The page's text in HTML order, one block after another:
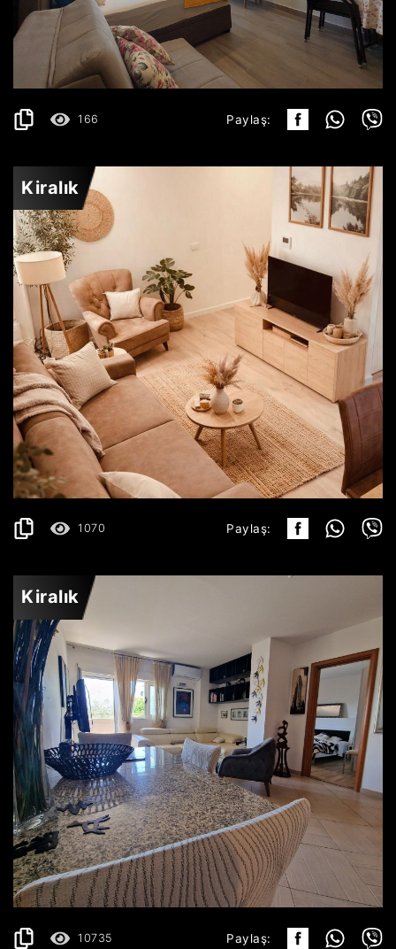
450€
30 m2
AYRINTILAR
166 Paylaş:
Kiralık
TIVAT
1.000€
50 m
AYRINTILAR
1070 Paylaş:
Kiralık
BUDVA
800€
75 m2
AYRINTILAR
10735 Paylaş: